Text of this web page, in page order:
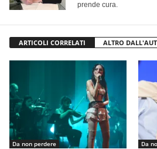
prende cura.
ARTICOLI CORRELATI ALTRO
Da non perdere Da